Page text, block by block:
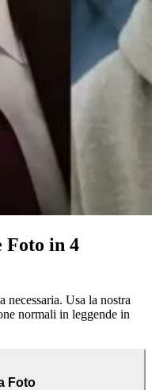
Foto in 4
necessaria. Usa la nostra
normali in leggende in
Foto